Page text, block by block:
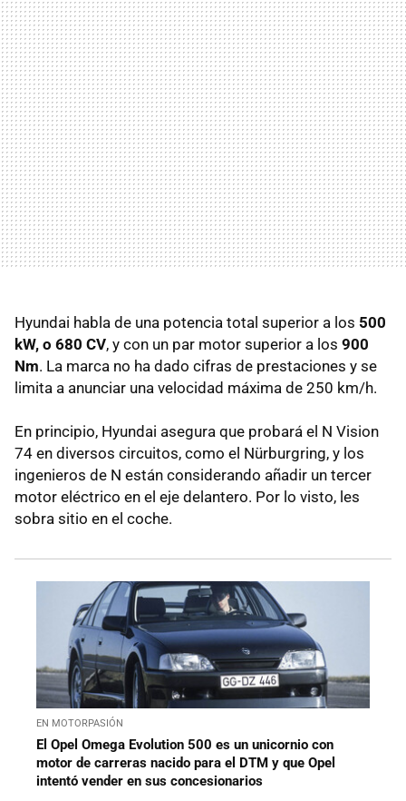
Hyundai habla de una potencia total superior a los 500
kW, o 680 CV, y con un par motor superior a los 900
Nm. La marca no ha dado cifras de prestaciones y se
limita a anunciar una velocidad máxima de 250 km/h.
En principio, Hyundai asegura que probará el N Vision
74 en diversos circuitos, como el Nürburgring, y los
ingenieros de N están considerando añadir un tercer
motor eléctrico en el eje delantero. Por lo visto, les
sobra sitio en el coche.
EN MOTORPASIÓN
El Opel Omega Evolution 500 es un unicornio con
motor de carreras nacido para el DTM y que Opel
intentó vender en sus concesionarios